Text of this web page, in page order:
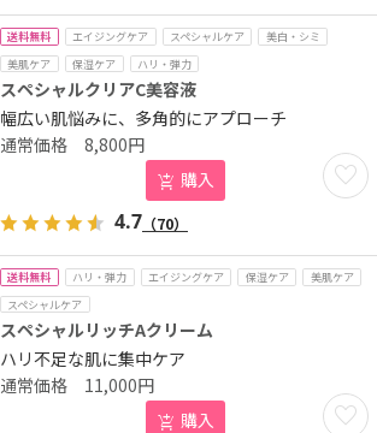
送料無料 エイジングケア スペシャルケア
美白・シミ
美肌ケア
保湿ケア ハリ・弾力
スペシャルクリアC美容液
幅広い肌悩みに、多角的にアプローチ
お気
8,800円
購入
4.7 （70）
送料無料 ハリ・弾力 エイジングケア 保湿ケア
美肌ケア
スペシャルケア
スペシャルリッチAクリーム
ハリ不足な肌に集中ケア
お気
11,000円
購入